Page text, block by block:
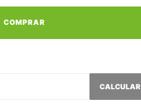
COMPRAR
CALCULAR